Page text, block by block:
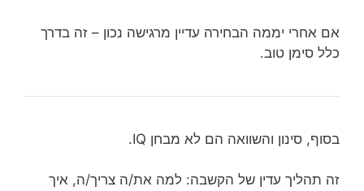
אם אחרי יממה הבחירה עדיין מרגישה נכון – זה בדרך
כלל סימן טוב.
בסוף, סינון והשוואה הם לא מבחן IQ.
זה תהליך עדין של הקשבה: למה את/ה צריך/ה, איך